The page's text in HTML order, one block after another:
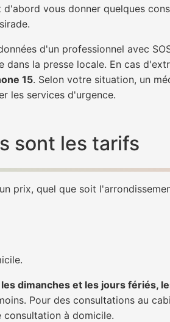
vous donner quelques
d'un professionnel avec
la presse locale. En cas
15. Selon votre situation, un
les services d'urgence.
sont les tarifs
prix, quel que soit
dimanches et les jours fériés,
Pour des consultations au
consultation à domicile.